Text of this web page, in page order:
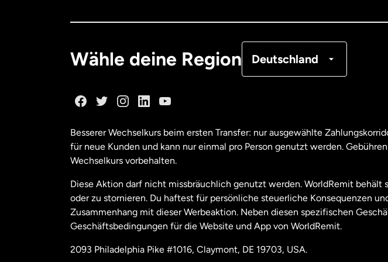
Wähle deine Region Deutschland
Malaysia
Neuseeland
Niederlande
Besserer Wechselkurs beim ersten Transfer: nur ausgewählte
für neue Kunden und kann nur einmal pro Person genutzt werden.
Wechselkurs vorbehalten.
Diese Aktion darf nicht missbräuchlich genutzt werden. WorldRemit behält
oder zu stornieren. Du haftest für persönliche steuerliche Konsequenzen
Zusammenhang mit dieser Werbeaktion. Neben diesen spezifischen
Geschäftsbedingungen für die Website und App von WorldRemit.
2093 Philadelphia Pike #1016, Claymont, DE 19703, USA.